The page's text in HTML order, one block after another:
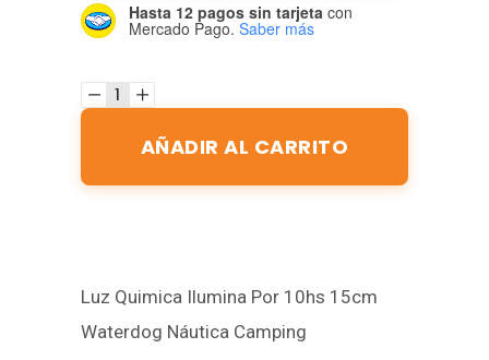
Hasta 12 pagos sin tarjeta con
Mercado Pago. Saber más
AÑADIR AL CARRITO
Luz Quimica Ilumina Por 10hs 15cm
Waterdog Náutica Camping